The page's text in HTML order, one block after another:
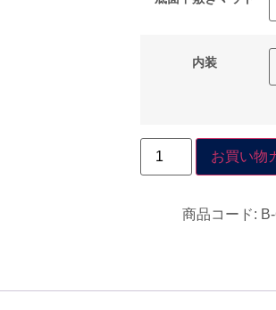
内装
お買い物
商品コード: